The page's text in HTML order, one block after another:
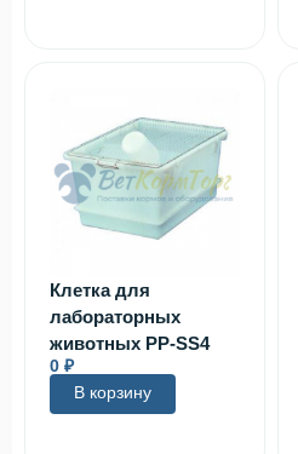
Клетка для
лабораторных
животных PP-SS4
0 ₽
В корзину